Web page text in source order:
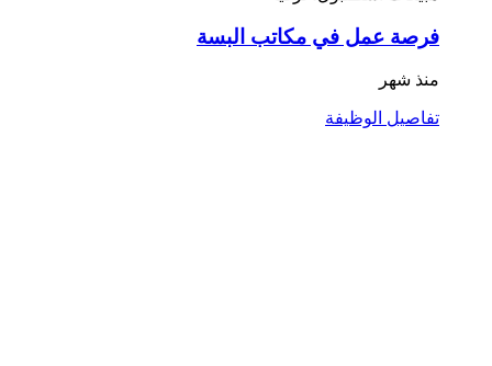
فرصة عمل في مكاتب البسة
منذ شهر
تفاصيل الوظيفة